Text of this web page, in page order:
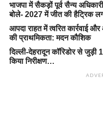
भाजपा में सैकड़ों पूर्व सैन्य
बोले- 2027 में जीत की हैट्रिक
आपदा राहत में त्वरित कार्रवाई
की प्राथमिकता: मदन कौशिक
दिल्ली-देहरादून कॉरिडोर से जुड़ी
किया निरीक्षण…